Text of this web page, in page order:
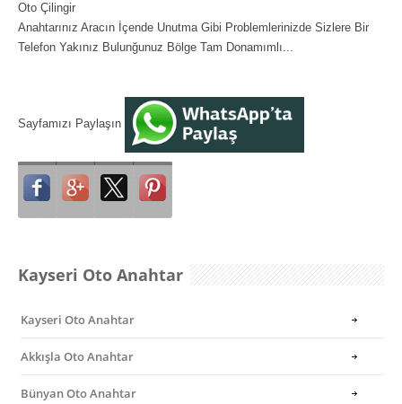
Oto Çilingir
Anahtarınız Aracın İçende Unutma Gibi Problemlerinizde Sizlere Bir
Telefon Yakınız Bulunğunuz Bölge Tam Donamımlı...
Sayfamızı Paylaşın
Kayseri Oto Anahtar
Kayseri Oto Anahtar
Akkışla Oto Anahtar
Bünyan Oto Anahtar